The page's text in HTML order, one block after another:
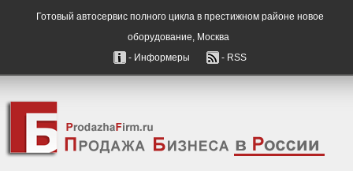
Готовый автосервис полного цикла в престижном районе новое
оборудование, Москва
- Информеры
- RSS